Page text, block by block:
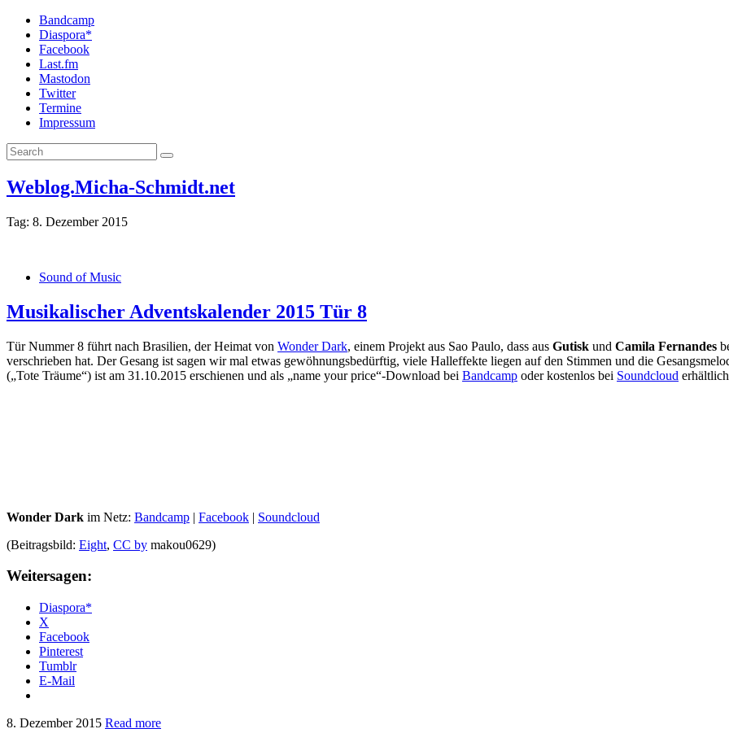
Bandcamp
Diaspora*
Facebook
Last.fm
Mastodon
Twitter
Termine
Impressum
Weblog.Micha-Schmidt.net
Tag: 8. Dezember 2015
Sound of Music
Musikalischer Adventskalender 2015 Tür 8
Tür Nummer 8 führt nach Brasilien, der Heimat von Wonder Dark, einem Projekt aus Sao Paulo, dass aus Gutisk und Camila Fernandes
verschrieben hat. Der Gesang ist sagen wir mal etwas gewöhnungsbedürftig, viele Halleffekte liegen auf den Stimmen und die
(„Tote Träume“) ist am 31.10.2015 erschienen und als „name your price“-Download bei Bandcamp oder kostenlos bei Soundcloud
Wonder Dark im Netz: Bandcamp | Facebook | Soundcloud
(Beitragsbild: Eight, CC by makou0629)
Weitersagen:
Diaspora*
X
Facebook
Pinterest
Tumblr
E-Mail
8. Dezember 2015 Read more